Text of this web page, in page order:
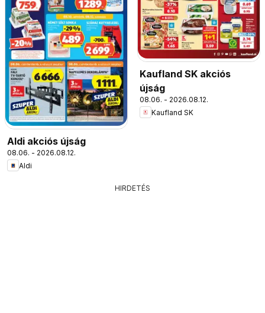
Aldi akciós újság
08.06. - 2026.08.12.
Aldi
Kaufland SK akciós
újság
08.06. - 2026.08.12.
Kaufland SK
HIRDETÉS